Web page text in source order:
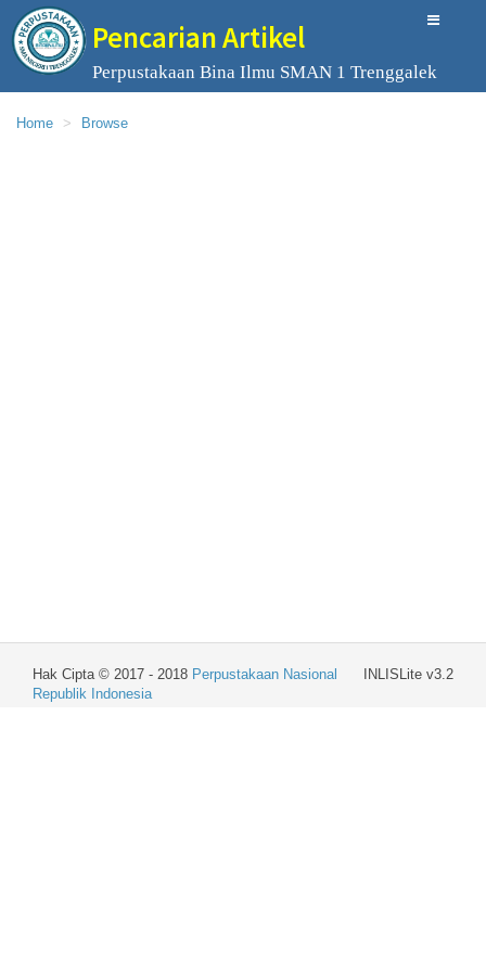
Pencarian Artikel
Perpustakaan Bina Ilmu SMAN 1 Trenggalek
Home Browse
INLISLite v3.2
Hak Cipta © 2017 - 2018 Perpustakaan Nasional
Republik Indonesia